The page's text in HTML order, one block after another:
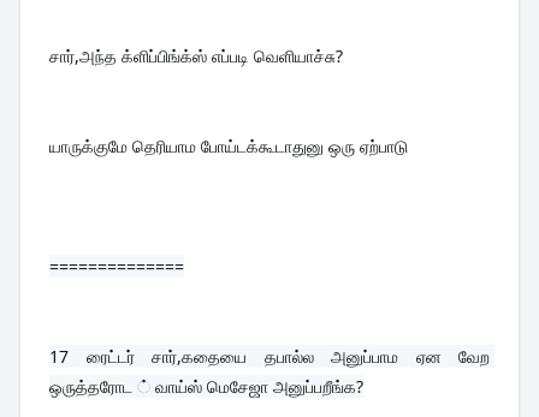
சார்,அந்த க்ளிப்பிங்க்ஸ் எப்படி வெளியாச்சு?
யாருக்குமே தெரியாம போய்டக்கூடாதுனு ஒரு ஏற்பாடு
==============
17 ரைட்டர் சார்,கதையை தபால்ல அனுப்பாம ஏன வேற
ஒருத்தரோட ் வாய்ஸ் மெசேஜா அனுப்பறீங்க?